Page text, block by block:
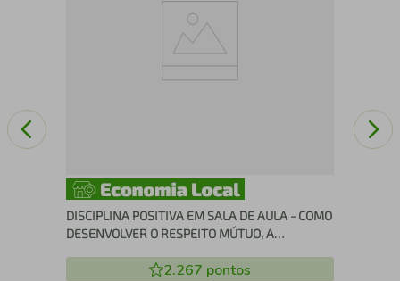
DISCIPLINA POSITIVA EM SALA DE AULA - COMO
DESENVOLVER O RESPEITO MÚTUO, A
2.267 pontos